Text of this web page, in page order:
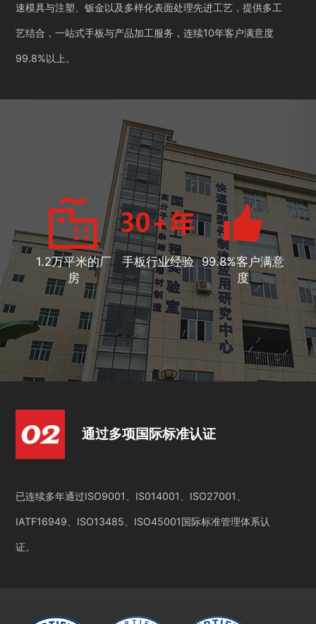
速模具与注塑、钣金以及多样化表面处理先进工艺，提供多工
艺结合，一站式手板与产品加工服务，连续10年客户满意度
99.8%以上。
1.2万平米的厂
房
手板行业经验 99.8%客户满意
度
通过多项国际标准认证
已连续多年通过ISO9001、IS014001、ISO27001、
IATF16949、ISO13485、ISO45001国际标准管理体系认
证。